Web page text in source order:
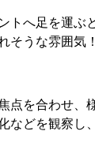
トへ足を運ぶ
そうな雰囲気！
点を合わせ、
などを観察し